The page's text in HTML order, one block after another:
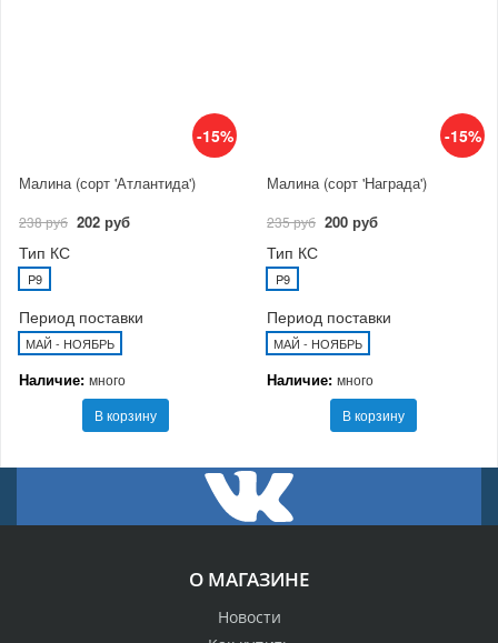
-15%
Малина (сорт 'Атлантида')
238 руб 202 руб
Тип КС
P9
Период поставки
МАЙ - НОЯБРЬ
Наличие: много
В корзину
-15%
Малина (сорт 'Награда')
235 руб 200 руб
Тип КС
P9
Период поставки
МАЙ - НОЯБРЬ
Наличие: много
В корзину
О МАГАЗИНЕ
Новости